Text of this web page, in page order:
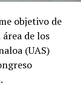
objetivo de
de los
(UAS)